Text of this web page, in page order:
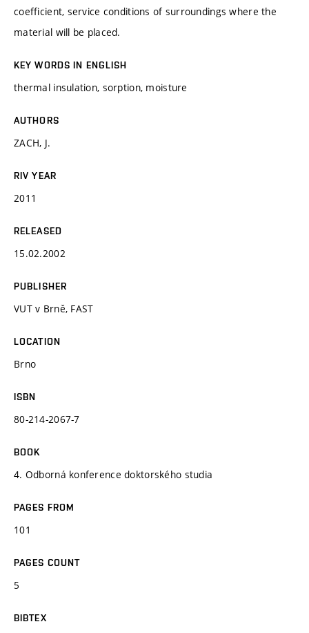
coefficient, service conditions of surroundings where the
material will be placed.
KEY WORDS IN ENGLISH
thermal insulation, sorption, moisture
AUTHORS
ZACH, J.
RIV YEAR
2011
RELEASED
15.02.2002
PUBLISHER
VUT v Brně, FAST
LOCATION
Brno
ISBN
80-214-2067-7
BOOK
4. Odborná konference doktorského studia
PAGES FROM
101
PAGES COUNT
5
BIBTEX